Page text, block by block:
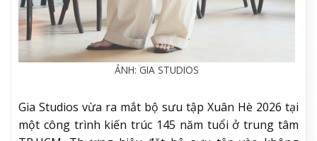
ẢNH: GIA STUDIOS
Gia Studios vừa ra mắt bộ sưu tập Xuân Hè 2026 tại
một công trình kiến trúc 145 năm tuổi ở trung tâm